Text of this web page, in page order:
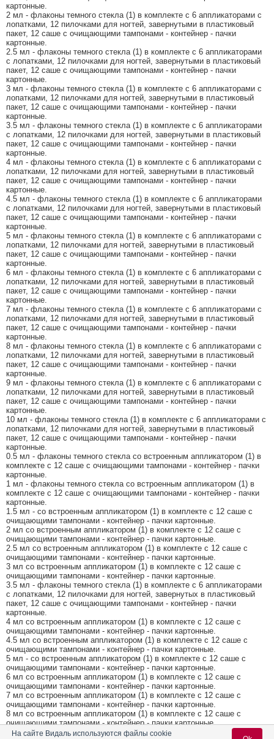
картонные.
2 мл - флаконы темного стекла (1) в комплекте с 6 аппликаторами с
лопатками, 12 пилочками для ногтей, завернутыми в пластиковый
пакет, 12 саше с очищающими тампонами - контейнер - пачки
картонные.
2.5 мл - флаконы темного стекла (1) в комплекте с 6 аппликаторами
с лопатками, 12 пилочками для ногтей, завернутыми в пластиковый
пакет, 12 саше с очищающими тампонами - контейнер - пачки
картонные.
3 мл - флаконы темного стекла (1) в комплекте с 6 аппликаторами с
лопатками, 12 пилочками для ногтей, завернутыми в пластиковый
пакет, 12 саше с очищающими тампонами - контейнер - пачки
картонные.
3.5 мл - флаконы темного стекла (1) в комплекте с 6 аппликаторами
с лопатками, 12 пилочками для ногтей, завернутыми в пластиковый
пакет, 12 саше с очищающими тампонами - контейнер - пачки
картонные.
4 мл - флаконы темного стекла (1) в комплекте с 6 аппликаторами с
лопатками, 12 пилочками для ногтей, завернутыми в пластиковый
пакет, 12 саше с очищающими тампонами - контейнер - пачки
картонные.
4.5 мл - флаконы темного стекла (1) в комплекте с 6 аппликаторами
с лопатками, 12 пилочками для ногтей, завернутыми в пластиковый
пакет, 12 саше с очищающими тампонами - контейнер - пачки
картонные.
5 мл - флаконы темного стекла (1) в комплекте с 6 аппликаторами с
лопатками, 12 пилочками для ногтей, завернутыми в пластиковый
пакет, 12 саше с очищающими тампонами - контейнер - пачки
картонные.
6 мл - флаконы темного стекла (1) в комплекте с 6 аппликаторами с
лопатками, 12 пилочками для ногтей, завернутыми в пластиковый
пакет, 12 саше с очищающими тампонами - контейнер - пачки
картонные.
7 мл - флаконы темного стекла (1) в комплекте с 6 аппликаторами с
лопатками, 12 пилочками для ногтей, завернутыми в пластиковый
пакет, 12 саше с очищающими тампонами - контейнер - пачки
картонные.
8 мл - флаконы темного стекла (1) в комплекте с 6 аппликаторами с
лопатками, 12 пилочками для ногтей, завернутыми в пластиковый
пакет, 12 саше с очищающими тампонами - контейнер - пачки
картонные.
9 мл - флаконы темного стекла (1) в комплекте с 6 аппликаторами с
лопатками, 12 пилочками для ногтей, завернутыми в пластиковый
пакет, 12 саше с очищающими тампонами - контейнер - пачки
картонные.
10 мл - флаконы темного стекла (1) в комплекте с 6 аппликаторами с
лопатками, 12 пилочками для ногтей, завернутыми в пластиковый
пакет, 12 саше с очищающими тампонами - контейнер - пачки
картонные.
0.5 мл - флаконы темного стекла со встроенным аппликатором (1) в
комплекте с 12 саше с очищающими тампонами - контейнер - пачки
картонные.
1 мл - флаконы темного стекла со встроенным аппликатором (1) в
комплекте с 12 саше с очищающими тампонами - контейнер - пачки
картонные.
1.5 мл - со встроенным аппликатором (1) в комплекте с 12 саше с
очищающими тампонами - контейнер - пачки картонные.
2 мл со встроенным аппликатором (1) в комплекте с 12 саше с
очищающими тампонами - контейнер - пачки картонные.
2.5 мл со встроенным аппликатором (1) в комплекте с 12 саше с
очищающими тампонами - контейнер - пачки картонные.
3 мл со встроенным аппликатором (1) в комплекте с 12 саше с
очищающими тампонами - контейнер - пачки картонные.
3.5 мл - флаконы темного стекла (1) в комплекте с 6 аппликаторами
с лопатками, 12 пилочками для ногтей, завернутых в пластиковый
пакет, 12 саше с очищающими тампонами - контейнер - пачки
картонные.
4 мл со встроенным аппликатором (1) в комплекте с 12 саше с
очищающими тампонами - контейнер - пачки картонные.
4.5 мл со встроенным аппликатором (1) в комплекте с 12 саше с
очищающими тампонами - контейнер - пачки картонные.
5 мл - со встроенным аппликатором (1) в комплекте с 12 саше с
очищающими тампонами - контейнер - пачки картонные.
6 мл со встроенным аппликатором (1) в комплекте с 12 саше с
очищающими тампонами - контейнер - пачки картонные.
7 мл со встроенным аппликатором (1) в комплекте с 12 саше с
очищающими тампонами - контейнер - пачки картонные.
8 мл со встроенным аппликатором (1) в комплекте с 12 саше с
очищающими тампонами - контейнер - пачки картонные.
9 мл со встроенным аппликатором (1) в комплекте с 12 саше с
На сайте Видаль используются файлы cookie